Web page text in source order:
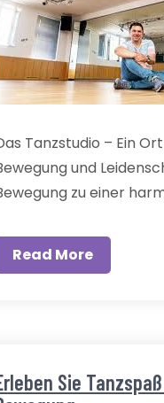
Tanzstudio – Ein
und
zu einer
Read More
Sie